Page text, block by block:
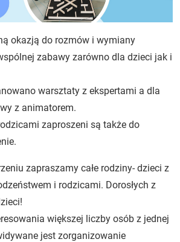
okazją do rozmów i wymiany
zabawy zarówno dla dzieci jak i
warsztaty z ekspertami a dla
z animatorem.
zaproszeni są także do
zapraszamy całe rodziny- dzieci z
i rodzicami. Dorosłych z
większej liczby osób z jednej
jest zorganizowanie